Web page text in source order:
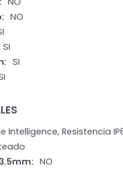
NO
SI
SI
Intelligence, Resistencia
NO